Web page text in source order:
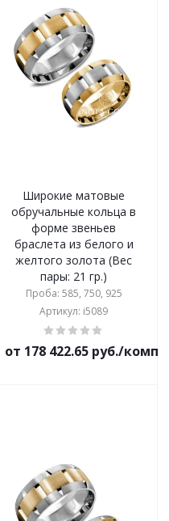
Широкие матовые
обручальные кольца в
форме звеньев
браслета из белого и
желтого золота (Вес
пары: 21 гр.)
Проба: 585, 750, 925
Артикул: i5089
от 178 422.65 руб./